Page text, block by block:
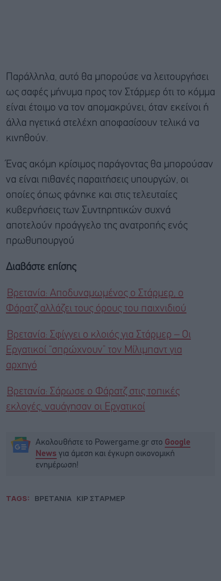
Παράλληλα, αυτό θα μπορούσε να λειτουργήσει
ως σαφές μήνυμα προς τον Στάρμερ ότι το κόμμα
είναι έτοιμο να τον απομακρύνει, όταν εκείνοι ή
άλλα ηγετικά στελέχη αποφασίσουν τελικά να
κινηθούν.
Ένας ακόμη κρίσιμος παράγοντας θα μπορούσαν
να είναι πιθανές παραιτήσεις υπουργών, οι
οποίες όπως φάνηκε και στις τελευταίες
κυβερνήσεις των Συντηρητικών συχνά
αποτελούν προάγγελο της ανατροπής ενός
πρωθυπουργού
Διαβάστε επίσης
Βρετανία: Αποδυναμωμένος ο Στάρμερ, ο
Φάρατζ αλλάζει τους όρους του παιχνιδιού
Βρετανία: Σφίγγει ο κλοιός για Στάρμερ – Οι
Εργατικοί “σπρώχνουν” τον Μίλιμπαντ για
αρχηγό
Βρετανία: Σάρωσε ο Φάρατζ στις τοπικές
εκλογές, ναυάγησαν οι Εργατικοί
Ακολουθήστε το Powergame.gr στο Google
News για άμεση και έγκυρη οικονομική
ενημέρωση!
TAGS: ΒΡΕΤΑΝΙΑ ΚΙΡ ΣΤΑΡΜΕΡ